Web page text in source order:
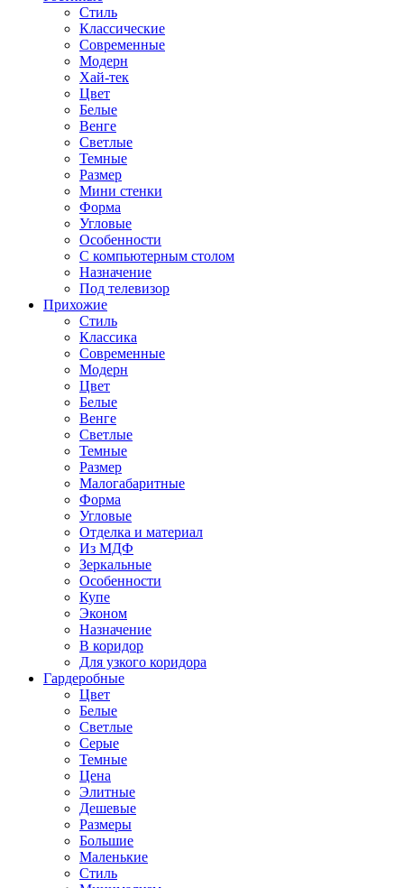
Стиль
Классические
Современные
Модерн
Хай-тек
Цвет
Белые
Венге
Светлые
Темные
Размер
Мини стенки
Форма
Угловые
Особенности
С компьютерным столом
Назначение
Под телевизор
Прихожие
Стиль
Классика
Современные
Модерн
Цвет
Белые
Венге
Светлые
Темные
Размер
Малогабаритные
Форма
Угловые
Отделка и материал
Из МДФ
Зеркальные
Особенности
Купе
Эконом
Назначение
В коридор
Для узкого коридора
Гардеробные
Цвет
Белые
Светлые
Серые
Темные
Цена
Элитные
Дешевые
Размеры
Большие
Маленькие
Стиль